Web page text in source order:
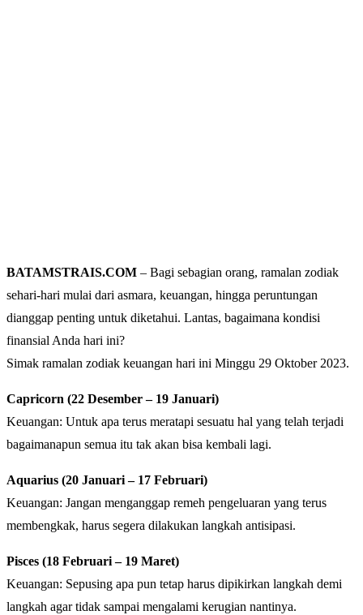
BATAMSTRAIS.COM – Bagi sebagian orang, ramalan zodiak
sehari-hari mulai dari asmara, keuangan, hingga peruntungan
dianggap penting untuk diketahui. Lantas, bagaimana kondisi
finansial Anda hari ini?
Simak ramalan zodiak keuangan hari ini Minggu 29 Oktober 2023.
Capricorn (22 Desember – 19 Januari)
Keuangan: Untuk apa terus meratapi sesuatu hal yang telah terjadi
bagaimanapun semua itu tak akan bisa kembali lagi.
Aquarius (20 Januari – 17 Februari)
Keuangan: Jangan menganggap remeh pengeluaran yang terus
membengkak, harus segera dilakukan langkah antisipasi.
Pisces (18 Februari – 19 Maret)
Keuangan: Sepusing apa pun tetap harus dipikirkan langkah demi
langkah agar tidak sampai mengalami kerugian nantinya.